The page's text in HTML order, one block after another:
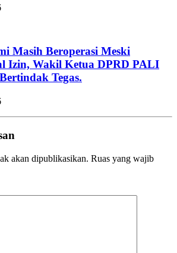
Masih Beroperasi Meski
Izin, Wakil Ketua DPRD PALI
Tegas.
akan dipublikasikan. Ruas yang wajib